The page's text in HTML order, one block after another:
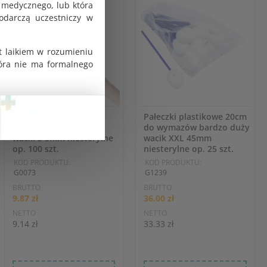
lub która
uczestniczy w
laikiem w rozumieniu
nie ma formalnego
wacik S 5mm niesterylne
op. 100 szt.
G0073
BRUTTO
9.87 zł
NETTO
9.14 zł
Pałeczki plastikowe 20cm
do wymazów bardzo duży
wacik XXL 45mm
niesterylne op. 25 szt.
KOD PRODUKTU:
G1239
BRUTTO
36.00 zł
NETTO
33.33 zł